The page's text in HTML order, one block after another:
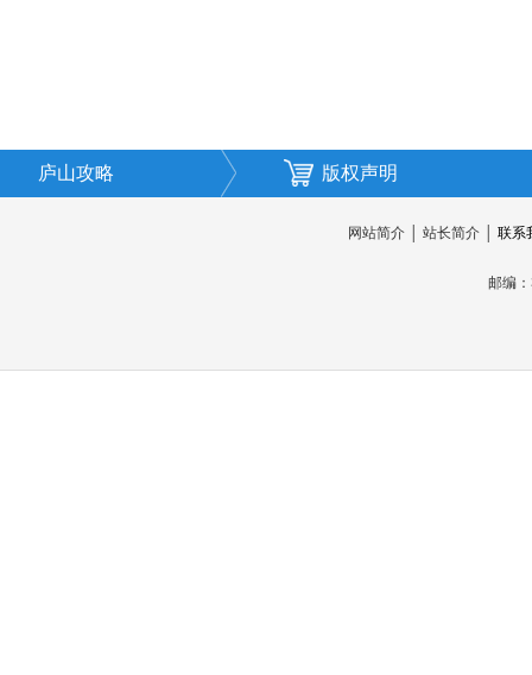
庐山攻略 版权声明
网站简介│ 站长简介│ 联系
邮编